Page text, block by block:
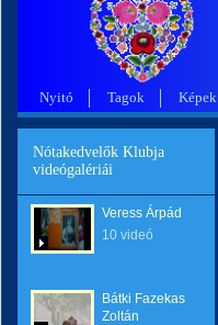
Nyitó Tagok Képek
Nótakedvelők Klubja
videógalériái
Veress Árpád
10 videó
Bátki Fazekas
Zoltán